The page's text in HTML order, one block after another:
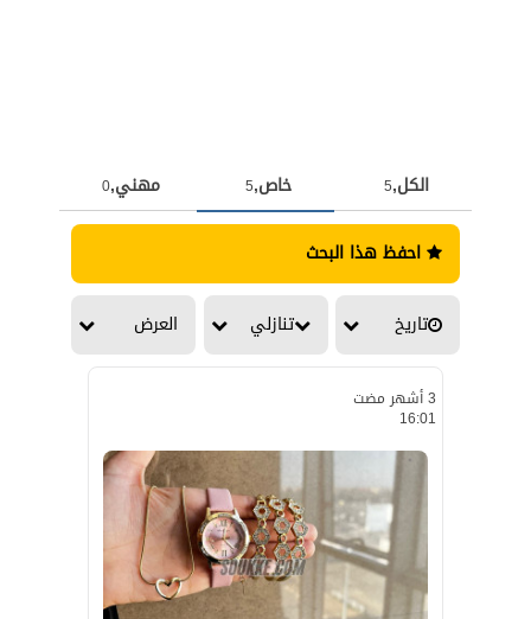
الكل,5 خاص,5 مهني,0
احفظ هذا البحث
تاريخ تنازلي العرض
3 أشهر مضت
16:01